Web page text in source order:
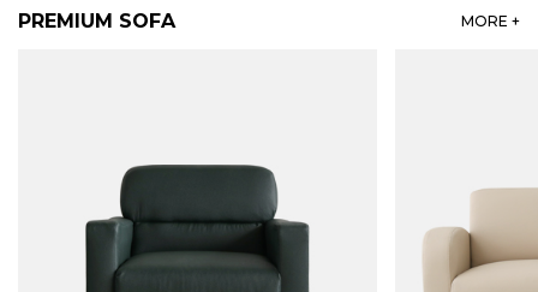
PREMIUM SOFA MORE +